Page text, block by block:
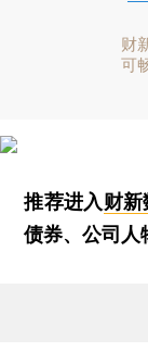
财
可
推荐进入财
债券、公司人